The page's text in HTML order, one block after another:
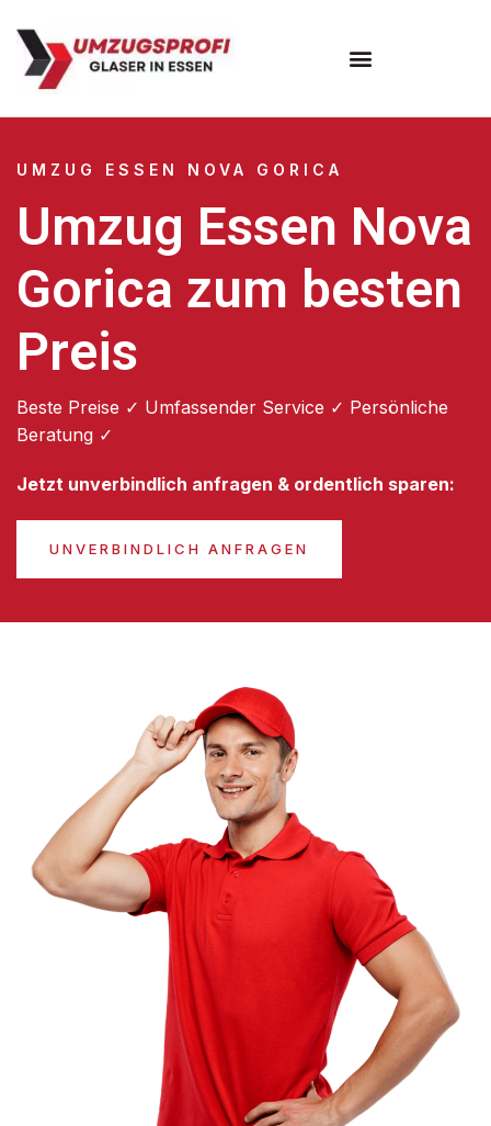
UMZUG ESSEN NOVA GORICA
Umzug Essen Nova
Gorica zum besten
Preis
Beste Preise ✓ Umfassender Service ✓ Persönliche
Beratung ✓
Jetzt unverbindlich anfragen & ordentlich sparen:
UNVERBINDLICH ANFRAGEN